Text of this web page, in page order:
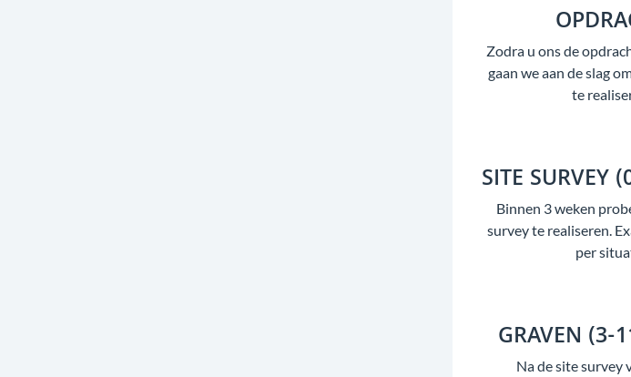
Zodra u ons de
gaan we aan de slag
te
SITE SURVEY
Binnen 3 weken
survey te realiseren.
per
GRAVEN (3-
Na de site survey